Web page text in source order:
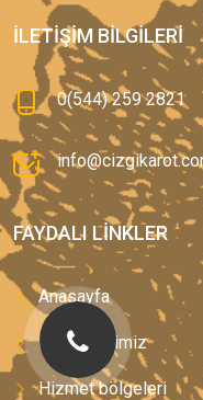
İLETIŞIM BILGILERI
0(544) 259 2821
FAYDALI LINKLER
Anasayfa
Hizmetlerimiz
Hizmet bölgeleri